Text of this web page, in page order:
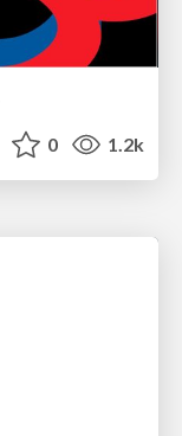
0 1.2k